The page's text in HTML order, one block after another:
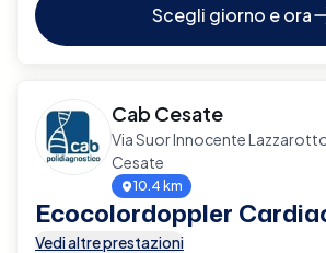
Scegli giorno e ora
Cab Cesate
Via Suor Innocente
Cesate
10.4 km
Ecocolordoppler
Vedi altre prestazioni